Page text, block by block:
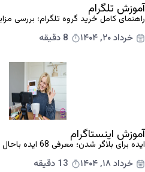
آموزش تلگرام
راهنمای کامل خرید گروه تلگرام؛ بررسی
خرداد ۲۰, ۱۴۰۴ 8 دقیقه
آموزش اینستاگرام
ایده برای بلاگر شدن؛ معرفی 68 ایده باحال برای بلاگری
خرداد ۱۸, ۱۴۰۴ 13 دقیقه